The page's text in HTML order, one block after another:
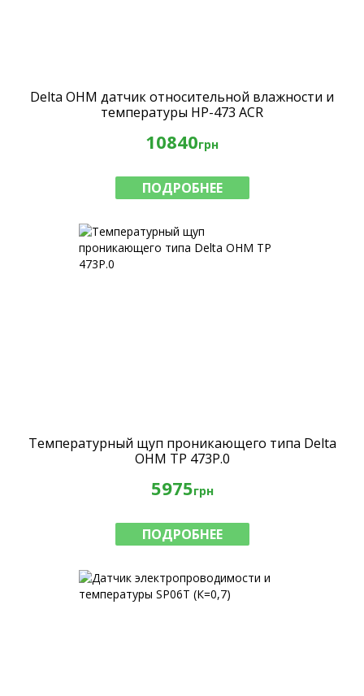
Delta OHM датчик относительной влажности и
температуры HP-473 ACR
10840грн
ПОДРОБНЕЕ
Температурный щуп проникающего типа Delta
OHM TP 473P.0
5975грн
ПОДРОБНЕЕ